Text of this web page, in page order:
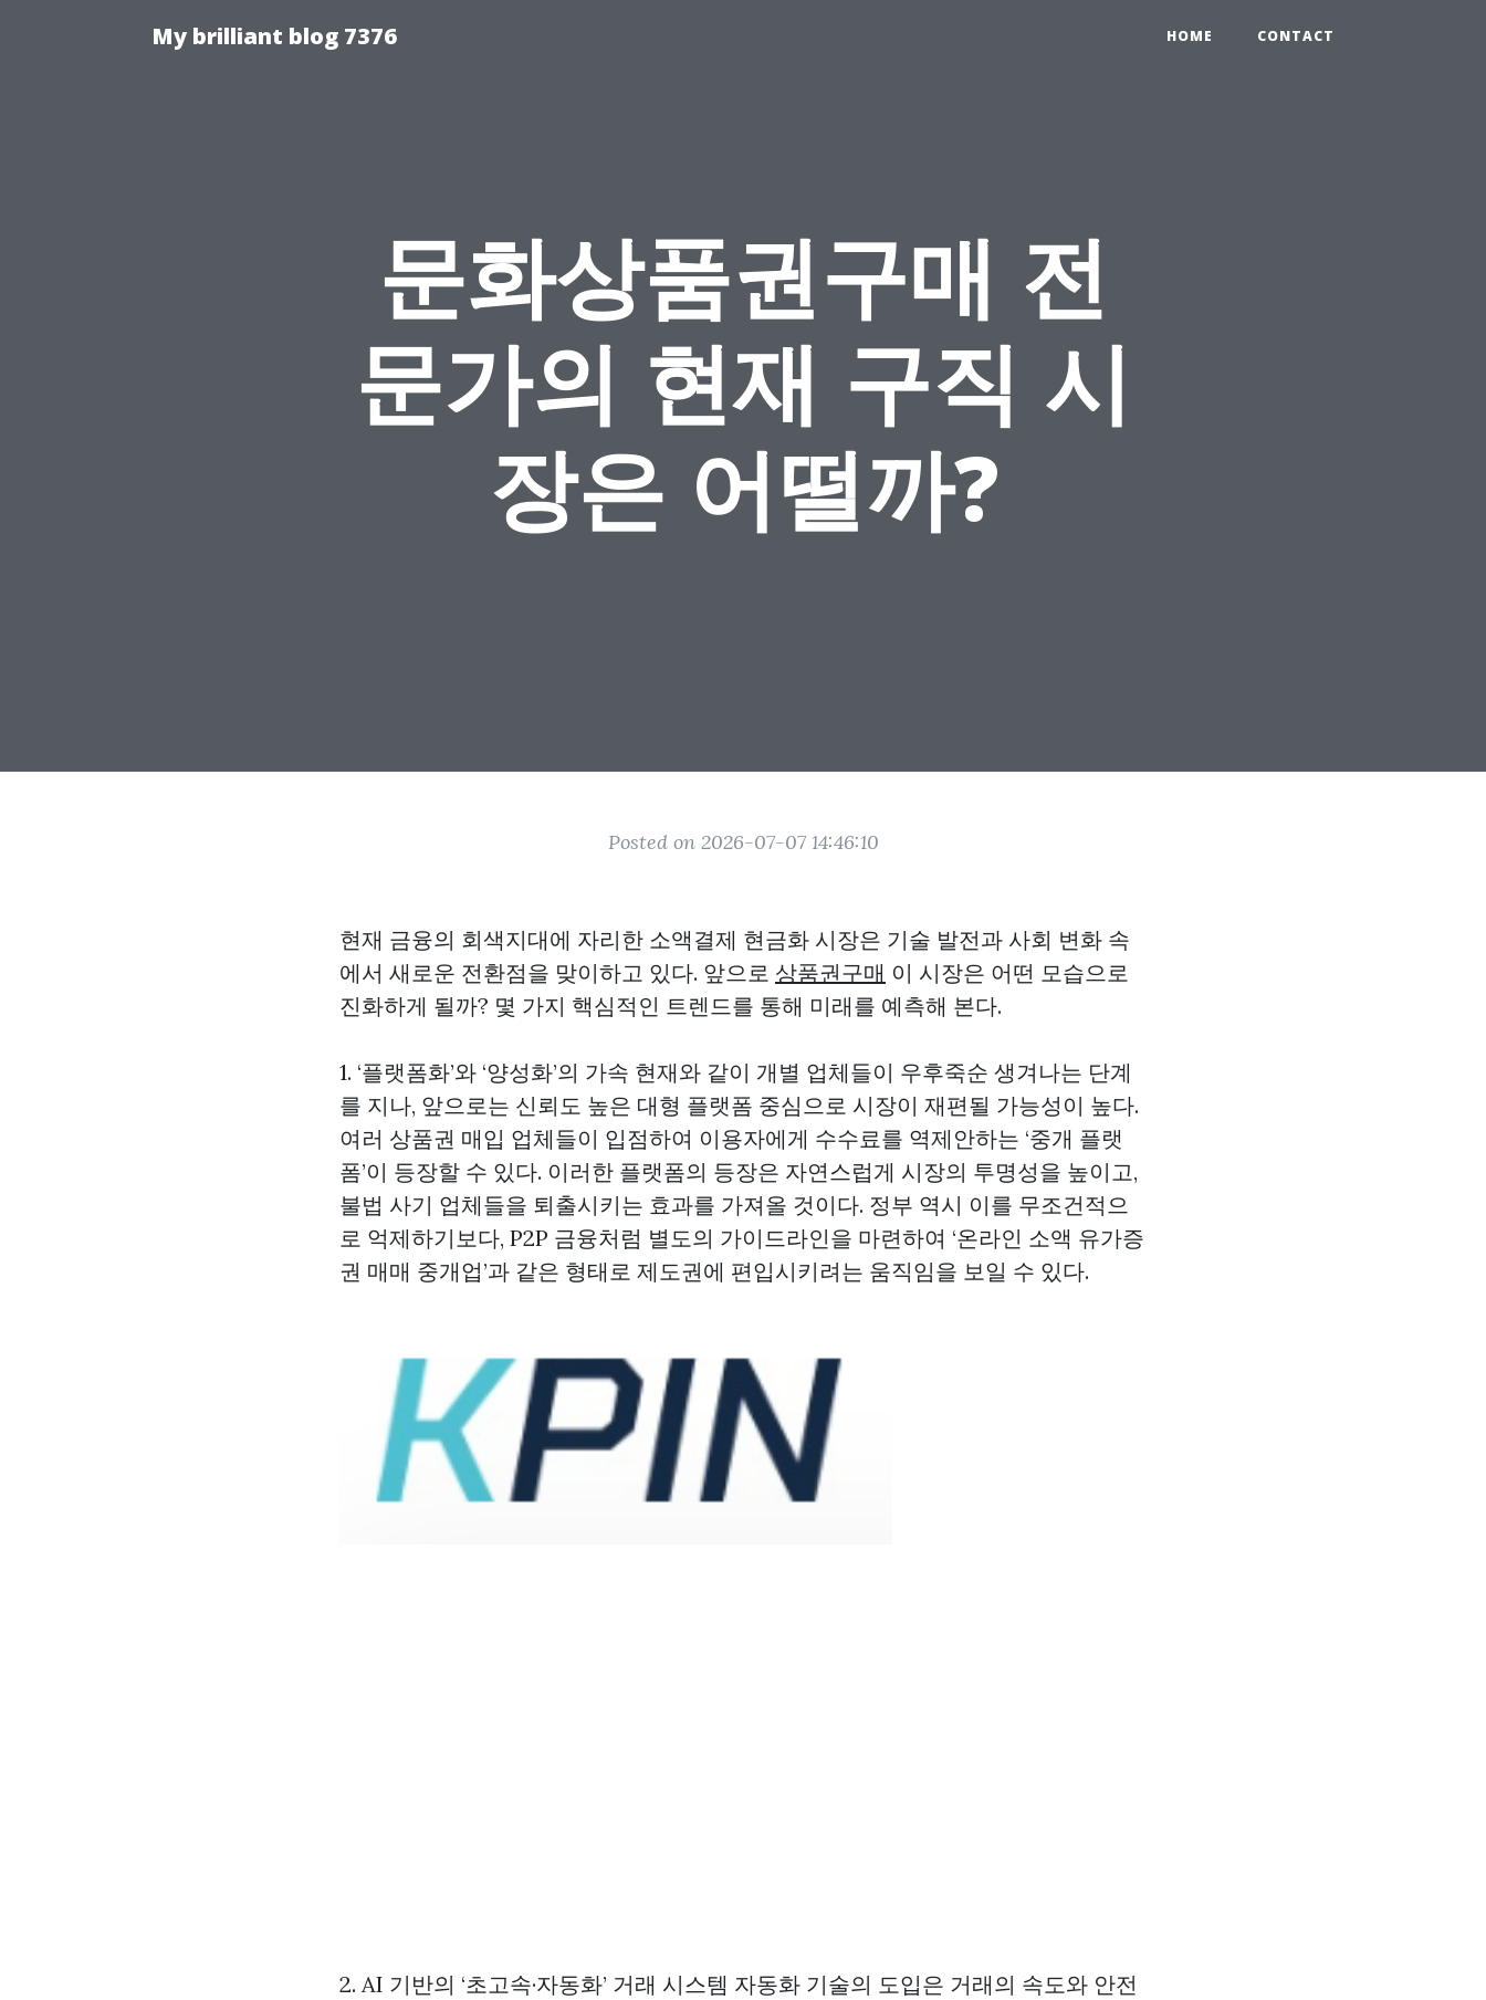
My brilliant blog 7376 HOME CONTACT
문화상품권구매 전
문가의 현재 구직 시
장은 어떨까?
Posted on 2026-07-07 14:46:10
현재 금융의 회색지대에 자리한 소액결제 현금화 시장은 기술 발전과 사회 변화 속
에서 새로운 전환점을 맞이하고 있다. 앞으로 상품권구매 이 시장은 어떤 모습으로
진화하게 될까? 몇 가지 핵심적인 트렌드를 통해 미래를 예측해 본다.
1. ‘플랫폼화’와 ‘양성화’의 가속 현재와 같이 개별 업체들이 우후죽순 생겨나는 단계
를 지나, 앞으로는 신뢰도 높은 대형 플랫폼 중심으로 시장이 재편될 가능성이 높다.
여러 상품권 매입 업체들이 입점하여 이용자에게 수수료를 역제안하는 ‘중개 플랫
폼’이 등장할 수 있다. 이러한 플랫폼의 등장은 자연스럽게 시장의 투명성을 높이고,
불법 사기 업체들을 퇴출시키는 효과를 가져올 것이다. 정부 역시 이를 무조건적으
로 억제하기보다, P2P 금융처럼 별도의 가이드라인을 마련하여 ‘온라인 소액 유가증
권 매매 중개업’과 같은 형태로 제도권에 편입시키려는 움직임을 보일 수 있다.
2. AI 기반의 ‘초고속·자동화’ 거래 시스템 자동화 기술의 도입은 거래의 속도와 안전